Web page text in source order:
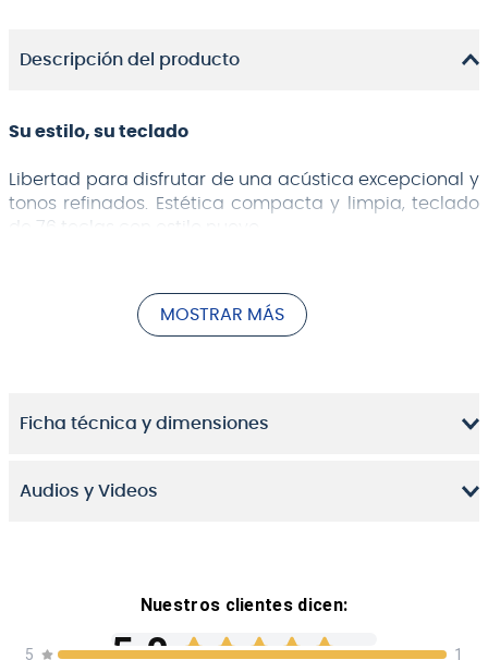
Descripción del producto
Su estilo, su teclado
Libertad para disfrutar de una acústica excepcional y
tonos refinados. Estética compacta y limpia, teclado
de 76 teclas con estilo nuevo.
MOSTRAR MÁS
Ficha técnica y dimensiones
Audios y Videos
Nuestros clientes dicen:
5
1